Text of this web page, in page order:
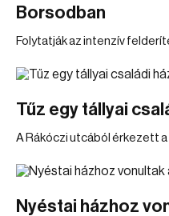
Borsodban
Folytatják az intenzív
Tűz egy tállyai
A Rákóczi utcából érkezett
Nyéstai házhoz